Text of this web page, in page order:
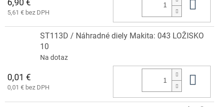
6,90 €
5,61 € bez DPH
ST113D / Náhradné diely Makita: 043 LOŽISKO
10
Na dotaz
0,01 €
0,01 € bez DPH